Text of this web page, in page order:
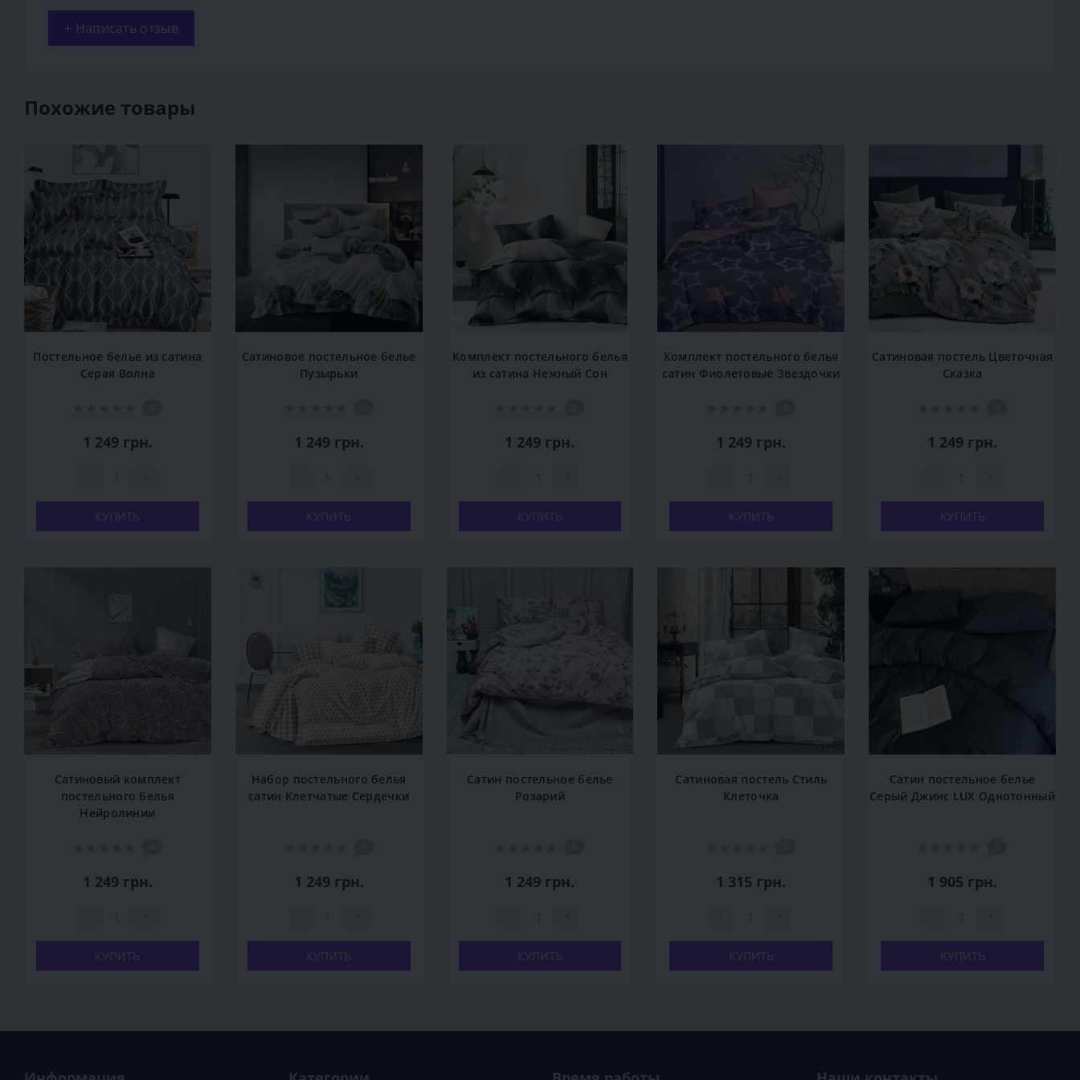
+ Написать отзыв
Похожие товары
Постельное белье из сатина
Серая Волна
1 249 грн.
КУПИТЬ
Сатиновое постельное белье
Пузырьки
1 249 грн.
КУПИТЬ
Комплект постельного белья
из сатина Нежный Сон
1 249 грн.
КУПИТЬ
Комплект постельного белья
сатин Фиолетовые Звездочки
1 249 грн.
КУПИТЬ
Сатиновая постель Цветочная
Сказка
1 249 грн.
КУПИТЬ
Сатиновый комплект
постельного белья
Нейролинии
1 249 грн.
КУПИТЬ
Набор постельного белья
сатин Клетчатые Сердечки
1 249 грн.
КУПИТЬ
Сатин постельное белье
Розарий
1 249 грн.
КУПИТЬ
Сатиновая постель Стиль
Клеточка
1 315 грн.
КУПИТЬ
Сатин постельное белье
Серый Джинс LUX Однотонный
1 905 грн.
КУПИТЬ